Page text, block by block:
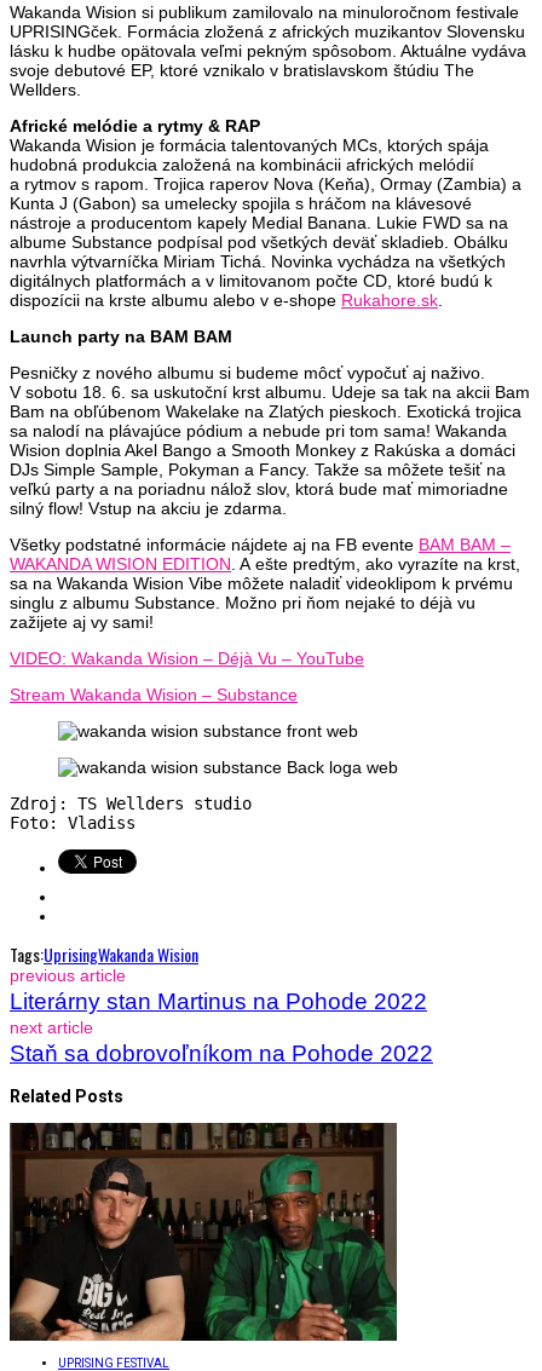
Wakanda Wision si publikum zamilovalo na minuloročnom festivale
UPRISINGček. Formácia zložená z afrických muzikantov Slovensku
lásku k hudbe opätovala veľmi pekným spôsobom. Aktuálne vydáva
svoje debutové EP, ktoré vznikalo v bratislavskom štúdiu The
Wellders.
Africké melódie a rytmy & RAP
Wakanda Wision je formácia talentovaných MCs, ktorých spája
hudobná produkcia založená na kombinácii afrických melódií
a rytmov s rapom. Trojica raperov Nova (Keňa), Ormay (Zambia) a
Kunta J (Gabon) sa umelecky spojila s hráčom na klávesové
nástroje a producentom kapely Medial Banana. Lukie FWD sa na
albume Substance podpísal pod všetkých deväť skladieb. Obálku
navrhla výtvarníčka Miriam Tichá. Novinka vychádza na všetkých
digitálnych platformách a v limitovanom počte CD, ktoré budú k
dispozícii na krste albumu alebo v e-shope Rukahore.sk
Launch party na BAM BAM
Pesničky z nového albumu si budeme môcť vypočuť aj naživo.
V sobotu 18. 6. sa uskutoční krst albumu. Udeje sa tak na akcii Bam
Bam na obľúbenom Wakelake na Zlatých pieskoch. Exotická trojica
sa nalodí na plávajúce pódium a nebude pri tom sama! Wakanda
Wision doplnia Akel Bango a Smooth Monkey z Rakúska a domáci
DJs Simple Sample, Pokyman a Fancy. Takže sa môžete tešiť na
veľkú party a na poriadnu nálož slov, ktorá bude mať mimoriadne
silný flow! Vstup na akciu je zdarma.
Všetky podstatné informácie nájdete aj na FB evente BAM BAM –
WAKANDA WISION EDITION . A ešte predtým, ako vyrazíte na krst,
sa na Wakanda Wision Vibe môžete naladiť videoklipom k prvému
singlu z albumu Substance. Možno pri ňom nejaké to déjà vu
zažijete aj vy sami!
VIDEO: Wakanda Wision – Déjà Vu – YouTube
Stream Wakanda Wision – Substance
Zdroj: TS Wellders studio
Foto: Vladiss
Tags:UprisingWakanda Wision
previous article
Literárny stan Martinus na Pohode 2022
next article
Staň sa dobrovoľníkom na Pohode 2022
Related Posts
UPRISING FESTIVAL